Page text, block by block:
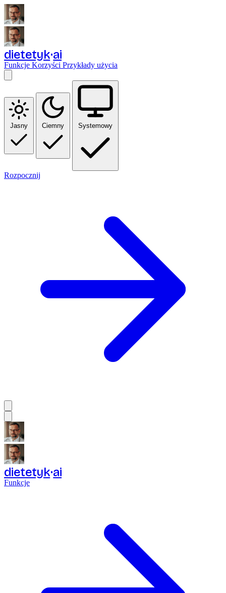
dietetyk ai
Funkcje Korzyści Przykłady użycia
Jasny Ciemny Systemowy
Rozpocznij
dietetyk ai
Funkcje